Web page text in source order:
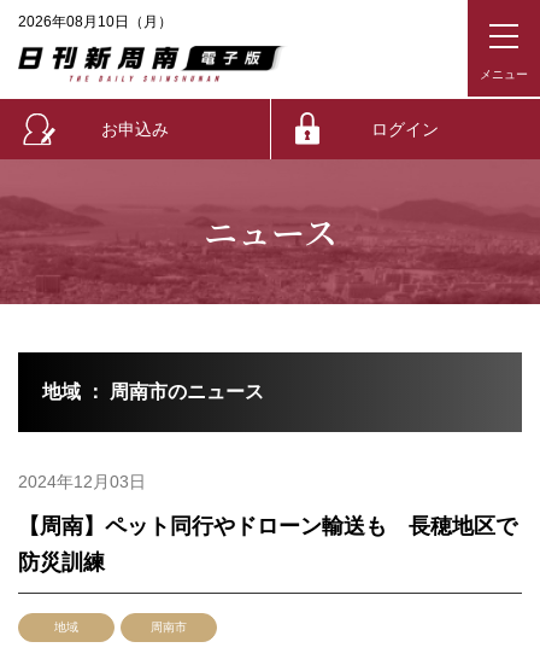
2026年08月10日（月）
お申込み ログイン
ニュース
地域 ： 周南市のニュース
2024年12月03日
【周南】ペット同行やドローン輸送も 長穂地区で
防災訓練
地域 周南市